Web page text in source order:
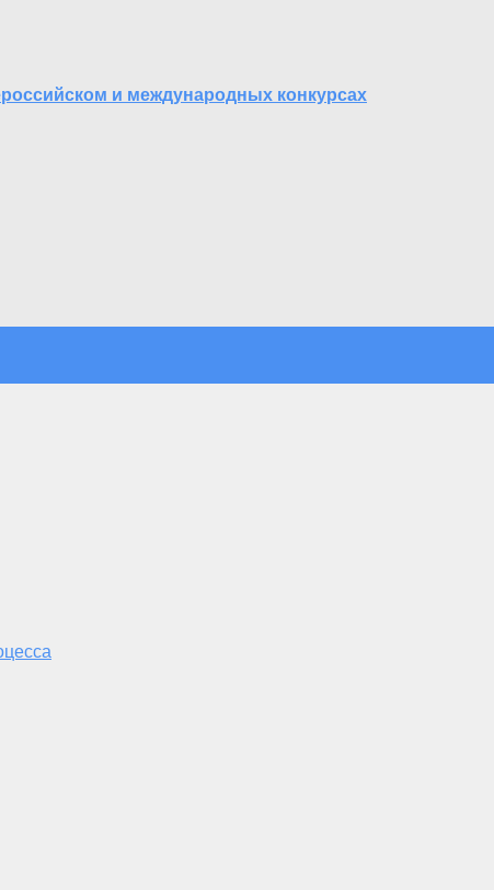
и международных конкурсах